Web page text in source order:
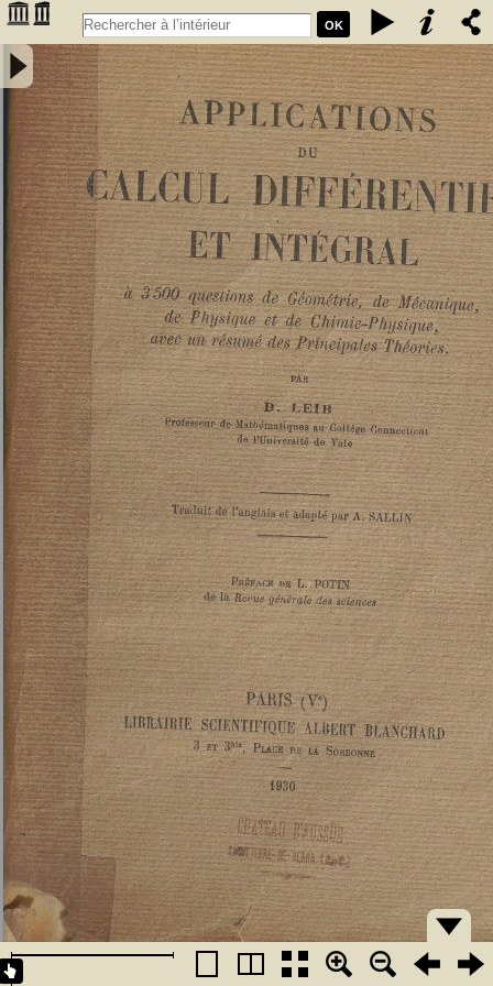
OK
Applications du calcul différentiel et intégral : à 3500 questions de
géométrie, de mécanique, de physique et de chimie-physique, avec
un résumé des principales théories - Leib, David Deitch (1879-19..).
Auteur